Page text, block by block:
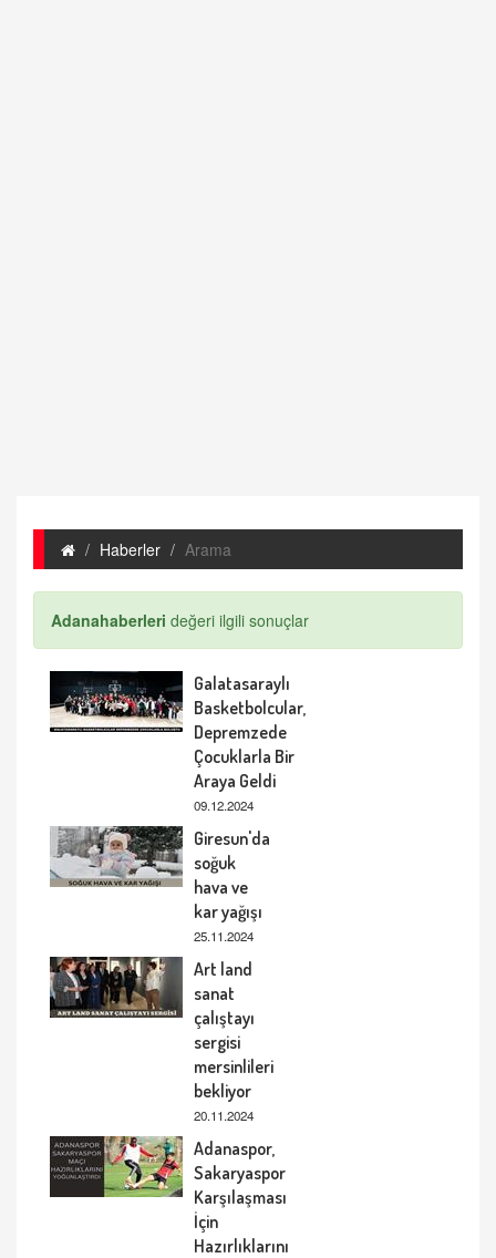
Haberler Arama
Adanahaberleri değeri ilgili sonuçlar
Galatasaraylı
Basketbolcular,
Depremzede
Çocuklarla Bir
Araya Geldi
09.12.2024
Giresun'da
soğuk
hava ve
kar yağışı
25.11.2024
Art land
sanat
çalıştayı
sergisi
mersinlileri
bekliyor
20.11.2024
Adanaspor,
Sakaryaspor
Karşılaşması
İçin
Hazırlıklarını